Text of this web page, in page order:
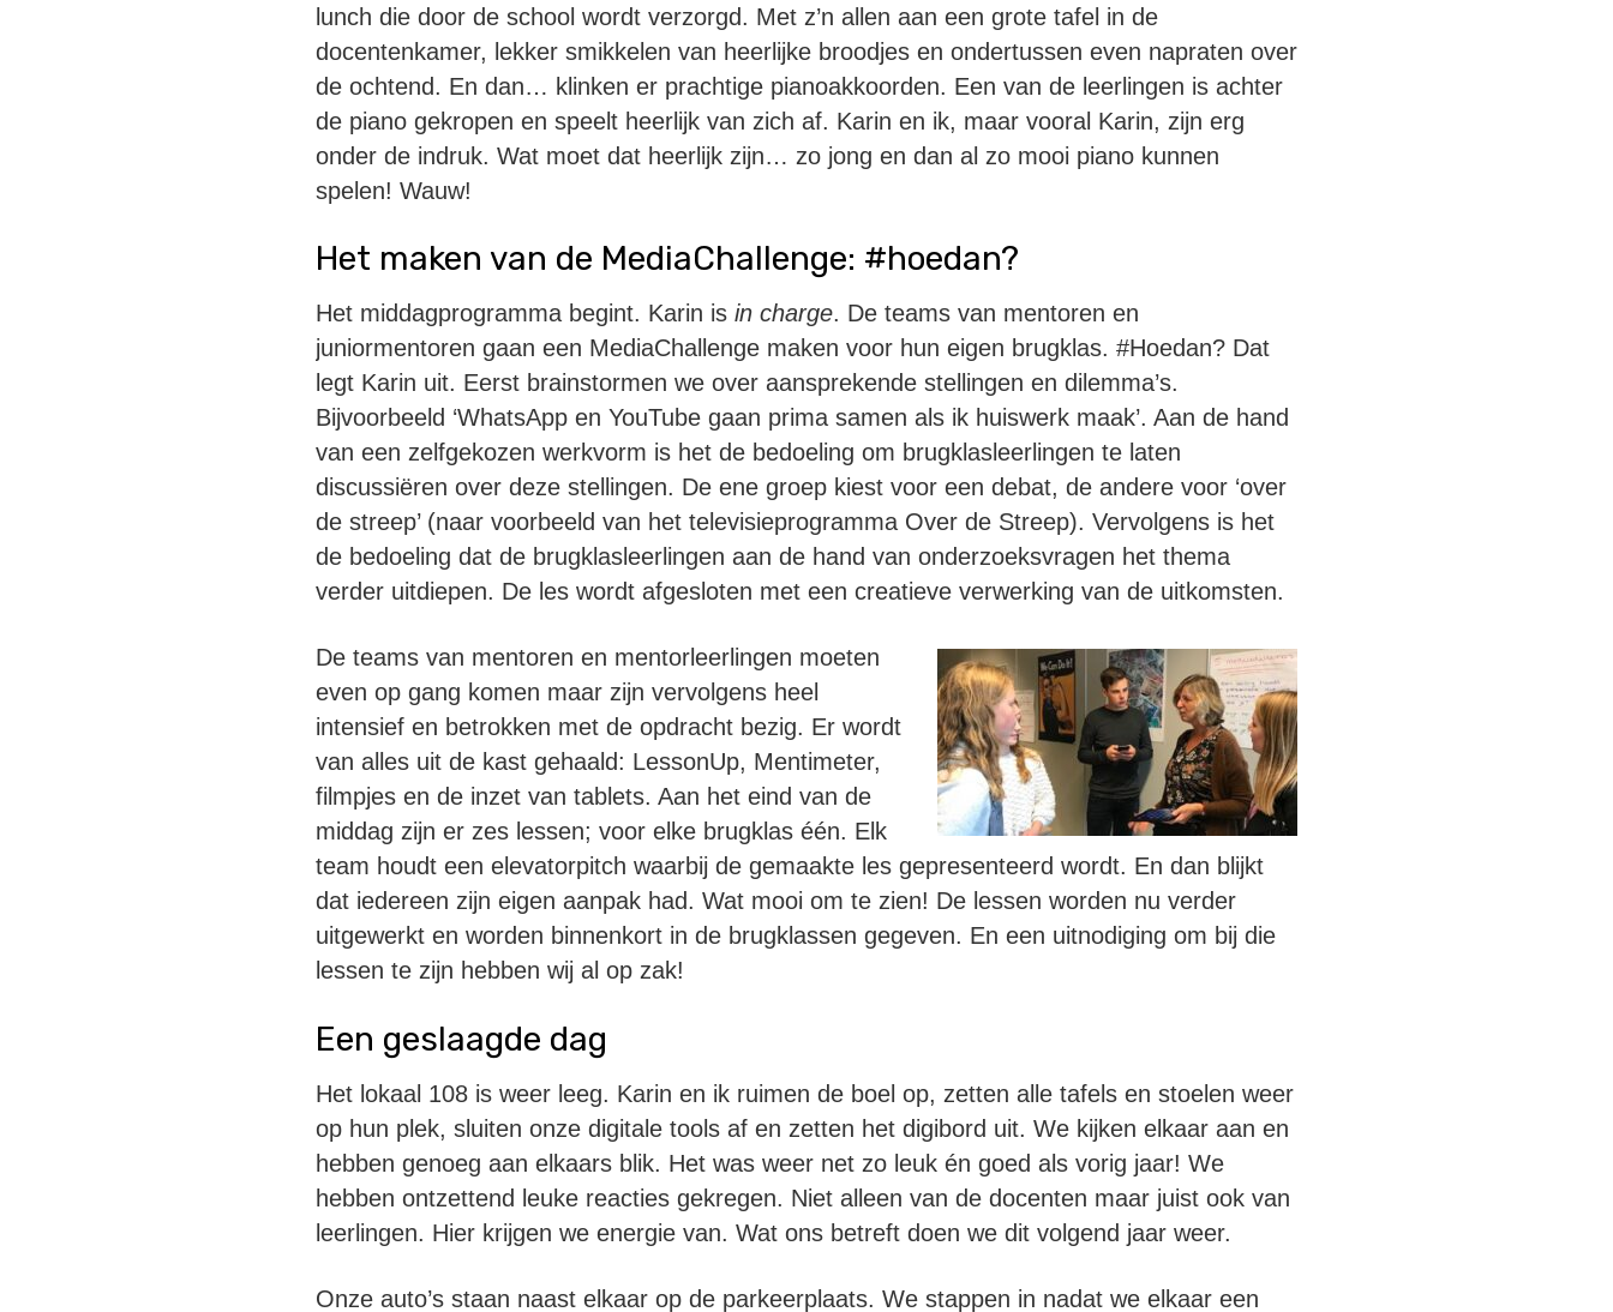
lunch die door de school wordt verzorgd. Met z’n allen aan een grote tafel in de
docentenkamer, lekker smikkelen van heerlijke broodjes en ondertussen even napraten over
de ochtend. En dan… klinken er prachtige pianoakkoorden. Een van de leerlingen is achter
de piano gekropen en speelt heerlijk van zich af. Karin en ik, maar vooral Karin, zijn erg
onder de indruk. Wat moet dat heerlijk zijn… zo jong en dan al zo mooi piano kunnen
spelen! Wauw!
Het maken van de MediaChallenge: #hoedan?
Het middagprogramma begint. Karin is in charge. De teams van mentoren en
juniormentoren gaan een MediaChallenge maken voor hun eigen brugklas. #Hoedan? Dat
legt Karin uit. Eerst brainstormen we over aansprekende stellingen en dilemma’s.
Bijvoorbeeld ‘WhatsApp en YouTube gaan prima samen als ik huiswerk maak’. Aan de hand
van een zelfgekozen werkvorm is het de bedoeling om brugklasleerlingen te laten
discussiëren over deze stellingen. De ene groep kiest voor een debat, de andere voor ‘over
de streep’ (naar voorbeeld van het televisieprogramma Over de Streep). Vervolgens is het
de bedoeling dat de brugklasleerlingen aan de hand van onderzoeksvragen het thema
verder uitdiepen. De les wordt afgesloten met een creatieve verwerking van de uitkomsten.
De teams van mentoren en mentorleerlingen moeten
even op gang komen maar zijn vervolgens heel
intensief en betrokken met de opdracht bezig. Er wordt
van alles uit de kast gehaald: LessonUp, Mentimeter,
filmpjes en de inzet van tablets. Aan het eind van de
middag zijn er zes lessen; voor elke brugklas één. Elk
team houdt een elevatorpitch waarbij de gemaakte les gepresenteerd wordt. En dan blijkt
dat iedereen zijn eigen aanpak had. Wat mooi om te zien! De lessen worden nu verder
uitgewerkt en worden binnenkort in de brugklassen gegeven. En een uitnodiging om bij die
lessen te zijn hebben wij al op zak!
Een geslaagde dag
Het lokaal 108 is weer leeg. Karin en ik ruimen de boel op, zetten alle tafels en stoelen weer
op hun plek, sluiten onze digitale tools af en zetten het digibord uit. We kijken elkaar aan en
hebben genoeg aan elkaars blik. Het was weer net zo leuk én goed als vorig jaar! We
hebben ontzettend leuke reacties gekregen. Niet alleen van de docenten maar juist ook van
leerlingen. Hier krijgen we energie van. Wat ons betreft doen we dit volgend jaar weer.
Onze auto’s staan naast elkaar op de parkeerplaats. We stappen in nadat we elkaar een